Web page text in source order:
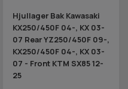
Hjullager Bak Kawasaki
KX250/450F 04-, KX 03-
07 Rear YZ250/450F 09-,
KX250/450F 04-, KX 03-
07 - Front KTM SX85 12-
25